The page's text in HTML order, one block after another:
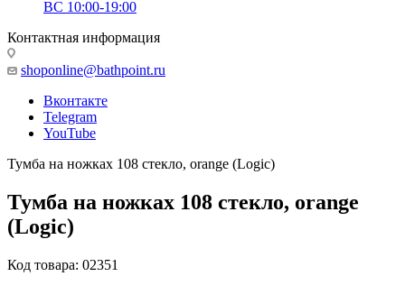
ВС 10:00-19:00
Контактная информация
shoponline@bathpoint.ru
Вконтакте
Telegram
YouTube
Тумба на ножках 108 стекло, orange (Logic)
Тумба на ножках 108 стекло, orange
(Logic)
Код товара: 02351